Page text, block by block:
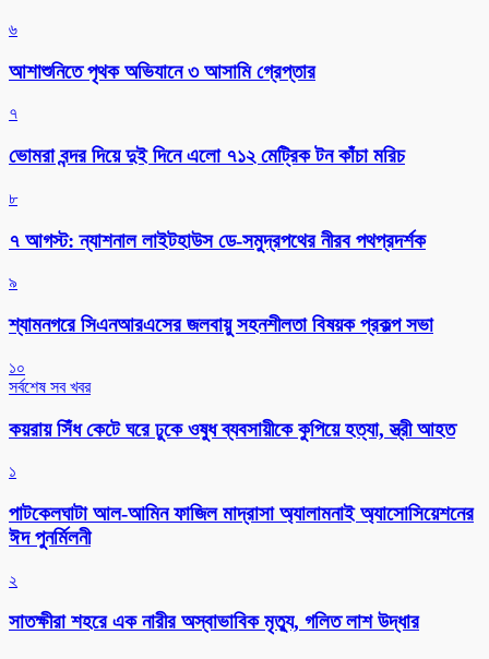
৬
আশাশুনিতে পৃথক অভিযানে ৩ আসামি গ্রেপ্তার
৭
ভোমরা বন্দর দিয়ে দুই দিনে এলো ৭১২ মেট্রিক টন কাঁচা মরিচ
৮
৭ আগস্ট: ন্যাশনাল লাইটহাউস ডে-সমুদ্রপথের নীরব পথপ্রদর্শক
৯
শ্যামনগরে সিএনআরএসের জলবায়ু সহনশীলতা বিষয়ক প্রকল্প সভা
১০
সর্বশেষ সব খবর
কয়রায় সিঁধ কেটে ঘরে ঢুকে ওষুধ ব্যবসায়ীকে কুপিয়ে হত্যা, স্ত্রী আহত
১
পাটকেলঘাটা আল-আমিন ফাজিল মাদ্রাসা অ্যালামনাই অ্যাসোসিয়েশনের
ঈদ পুনর্মিলনী
২
সাতক্ষীরা শহরে এক নারীর অস্বাভাবিক মৃত্যু, গলিত লাশ উদ্ধার